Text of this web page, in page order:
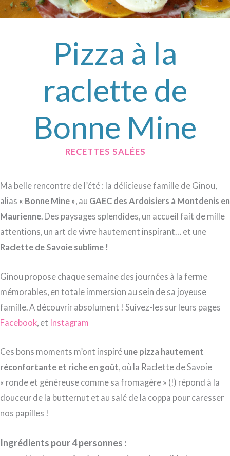
Pizza à la
raclette de
Bonne Mine
RECETTES SALÉES
Ma belle rencontre de l’été : la délicieuse famille de Ginou,
alias « Bonne Mine », au GAEC des Ardoisiers à Montdenis en
Maurienne. Des paysages splendides, un accueil fait de mille
attentions, un art de vivre hautement inspirant… et une
Raclette de Savoie sublime !
Ginou propose chaque semaine des journées à la ferme
mémorables, en totale immersion au sein de sa joyeuse
famille. A découvrir absolument ! Suivez-les sur leurs pages
Facebook , et Instagram
Ces bons moments m’ont inspiré une pizza hautement
réconfortante et riche en goût, où la Raclette de Savoie
« ronde et généreuse comme sa fromagère » (!) répond à la
douceur de la butternut et au salé de la coppa pour caresser
nos papilles !
Ingrédients pour 4 personnes :